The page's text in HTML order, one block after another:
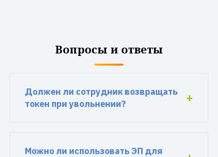
Вопросы и ответы
Должен ли сотрудник возвращать
токен при увольнении?
Можно ли использовать ЭП для